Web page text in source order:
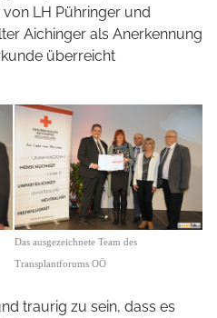
LH Pühringer und
Aichinger als Anerkennung
überreicht
Das ausgezeichnete Team des
Transplantforums OÖ
traurig zu sein, dass es